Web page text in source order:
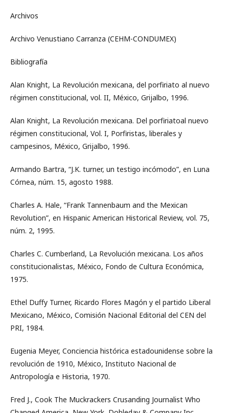
Archivos
Archivo Venustiano Carranza (CEHM-CONDUMEX)
Bibliografía
Alan Knight, La Revolución mexicana, del porfiriato al nuevo
régimen constitucional, vol. II, México, Grijalbo, 1996.
Alan Knight, La Revolución mexicana. Del porfiriatoal nuevo
régimen constitucional, Vol. I, Porfiristas, liberales y
campesinos, México, Grijalbo, 1996.
Armando Bartra, “J.K. turner, un testigo incómodo”, en Luna
Córnea, núm. 15, agosto 1988.
Charles A. Hale, “Frank Tannenbaum and the Mexican
Revolution”, en Hispanic American Historical Review, vol. 75,
núm. 2, 1995.
Charles C. Cumberland, La Revolución mexicana. Los años
constitucionalistas, México, Fondo de Cultura Económica,
1975.
Ethel Duffy Turner, Ricardo Flores Magón y el partido Liberal
Mexicano, México, Comisión Nacional Editorial del CEN del
PRI, 1984.
Eugenia Meyer, Conciencia histórica estadounidense sobre la
revolución de 1910, México, Instituto Nacional de
Antropología e Historia, 1970.
Fred J., Cook The Muckrackers Crusanding Journalist Who